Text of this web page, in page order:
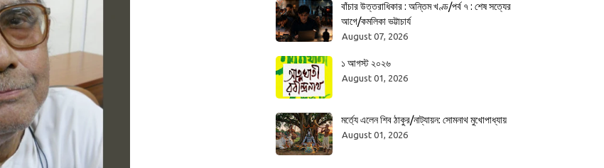
বাঁচার উত্তরাধিকার : অন্তিম খণ্ড/পর্ব ৭ : শেষ সত্যের
আগে/কমলিকা ভট্টাচার্য
August 07, 2026
১ আগস্ট ২০২৬
August 01, 2026
মর্ত্যে এলেন শিব ঠাকুর/নাট্যায়ন: সোমনাথ মুখোপাধ্যায়
August 01, 2026